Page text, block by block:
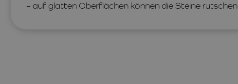
– auf glatten Oberflächen können die Steine rutschen.